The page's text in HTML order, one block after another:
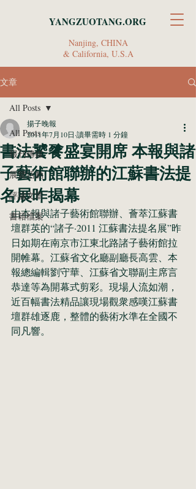
Nanjing, CHINA
& California, U.S.A
YANGZUOTANG.ORG
文章
All Posts
報刊傳媒
展覽活動
評論文章
書籍檔案
All Posts
書法饕餮盛宴開席 本報與諸
子藝術館聯辦的江蘇書法提
名展昨揭幕
揚子晚報
2011年7月10日 讀畢需時 1 分鐘
由本報與諸子藝術館聯辦、薈萃江蘇書
壇群英的“諸子·2011 江蘇書法提名展”昨
日如期在南京市江東北路諸子藝術館拉
開帷幕。江蘇省文化廳副廳長高雲、本
報總編輯劉守華、江蘇省文聯副主席言
恭達等為開幕式剪彩。現場人流如潮，
近百幅書法精品讓現場觀衆感嘆江蘇書
壇群雄逐鹿，整體的藝術水準在全國不
同凡響。